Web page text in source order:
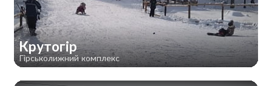
Крутогір
Гірськолижний комплекс